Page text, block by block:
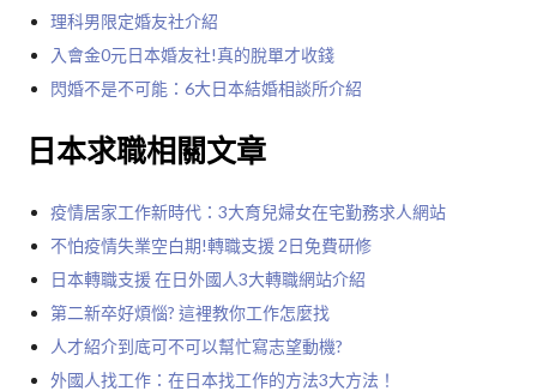
理科男限定婚友社介紹
入會金0元日本婚友社!真的脫單才收錢
閃婚不是不可能：6大日本結婚相談所介紹
日本求職相關文章
疫情居家工作新時代：3大育兒婦女在宅勤務求人網站
不怕疫情失業空白期!轉職支援 2日免費研修
日本轉職支援 在日外國人3大轉職網站介紹
第二新卒好煩惱? 這裡教你工作怎麼找
人才紹介到底可不可以幫忙寫志望動機?
外國人找工作：在日本找工作的方法3大方法！